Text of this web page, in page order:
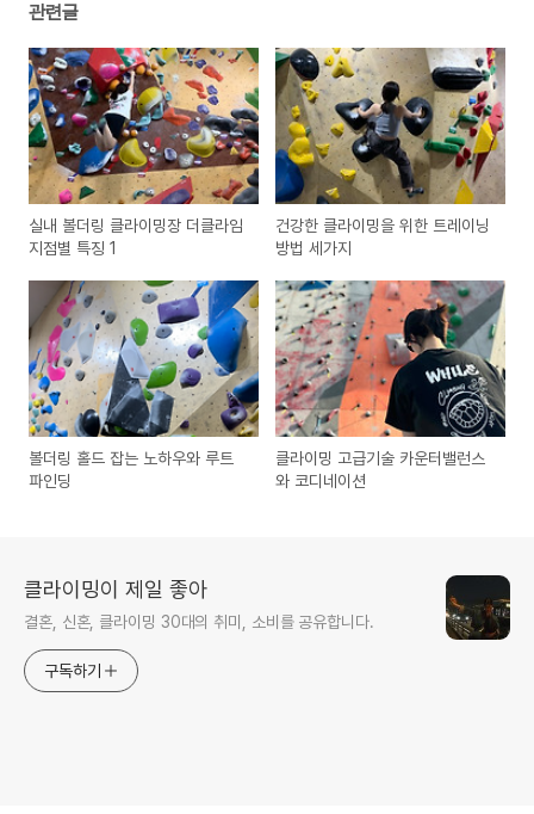
관련글
실내 볼더링 클라이밍장 더클라임
지점별 특징 1
건강한 클라이밍을 위한 트레이닝
방법 세가지
볼더링 홀드 잡는 노하우와 루트
파인딩
클라이밍 고급기술 카운터밸런스
와 코디네이션
클라이밍이 제일 좋아
결혼, 신혼, 클라이밍 30대의 취미, 소비를 공유합니다.
구독하기